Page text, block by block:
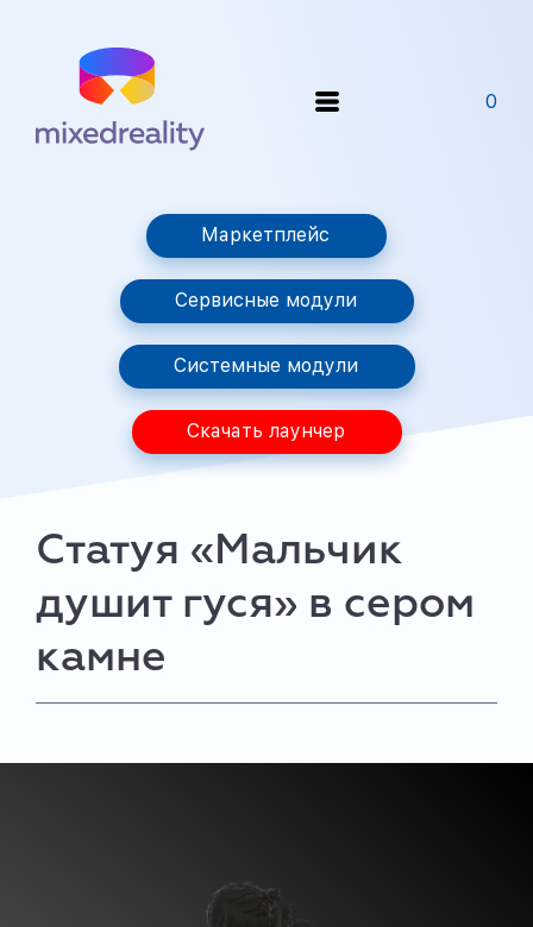
0
Маркетплейс
Сервисные модули
Системные модули
Скачать лаунчер
Статуя «Мальчик
душит гуся» в сером
камне